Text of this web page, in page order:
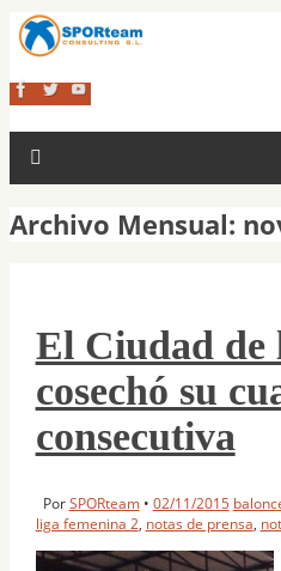
Archivo Mensual:
El Ciudad de
cosechó su
consecutiva
PorSPORteam • 02/11/2015
liga femenina 2, notas de prensa,